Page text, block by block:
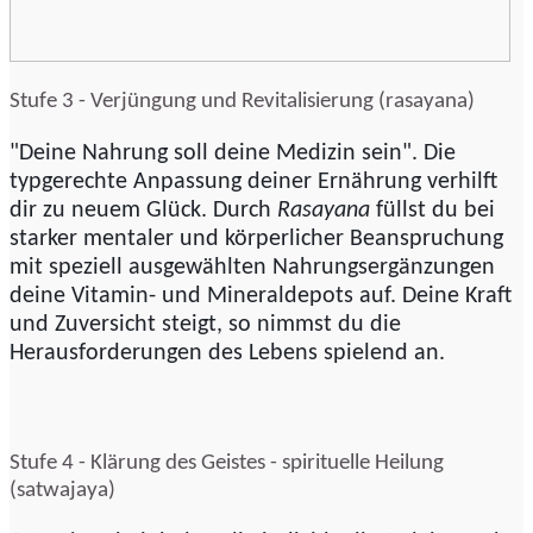
Stufe 3 - Verjüngung und Revitalisierung (rasayana)
"Deine Nahrung soll deine Medizin sein". Die
typgerechte Anpassung deiner Ernährung verhilft
dir zu neuem Glück. Durch Rasayana füllst du bei
starker mentaler und körperlicher Beanspruchung
mit speziell ausgewählten Nahrungsergänzungen
deine Vitamin- und Mineraldepots auf. Deine Kraft
und Zuversicht steigt, so nimmst du die
Herausforderungen des Lebens spielend an.
Stufe 4 - Klärung des Geistes - spirituelle Heilung
(satwajaya)